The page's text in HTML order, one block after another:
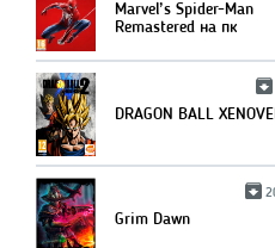
Marvel’s Spider-Man
Remastered на пк
DRAGON BALL
Grim Dawn